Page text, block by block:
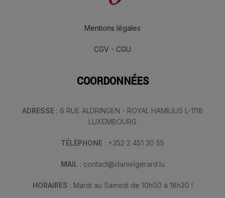
Mentions légales
CGV - CGU
COORDONNÉES
ADRESSE : 6 RUE ALDRINGEN - ROYAL HAMILIUS L-1118
LUXEMBOURG
TÉLÉPHONE : +352 2 451 30 55
MAIL : contact@danielgerard.lu
HORAIRES : Mardi au Samedi de 10h00 à 18h30 !